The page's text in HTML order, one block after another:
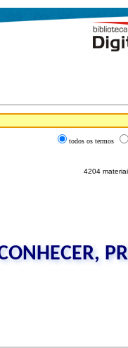
todos os termos
4204